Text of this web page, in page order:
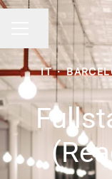
MENÚ DE EMPLEO
Compartir
IT ·